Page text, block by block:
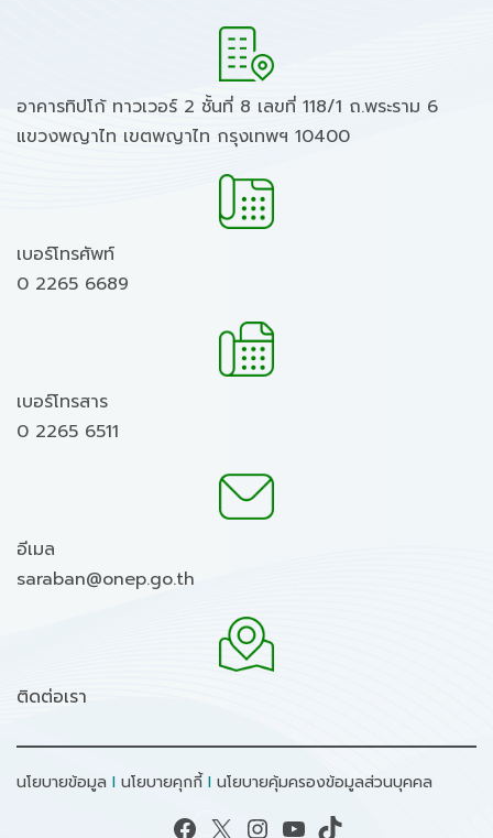
อาคารทิปโก้ ทาวเวอร์ 2 ชั้นที่ 8 เลขที่ 118/1 ถ.พระราม 6
แขวงพญาไท เขตพญาไท กรุงเทพฯ 10400
เบอร์โทรศัพท์
0 2265 6689
เบอร์โทรสาร
0 2265 6511
อีเมล
saraban@onep.go.th
ติดต่อเรา
นโยบายข้อมูล I นโยบายคุกกี้I นโยบายคุ้มครองข้อมูลส่วนบุคคล
Facebook X Instagram YouTube TikTok